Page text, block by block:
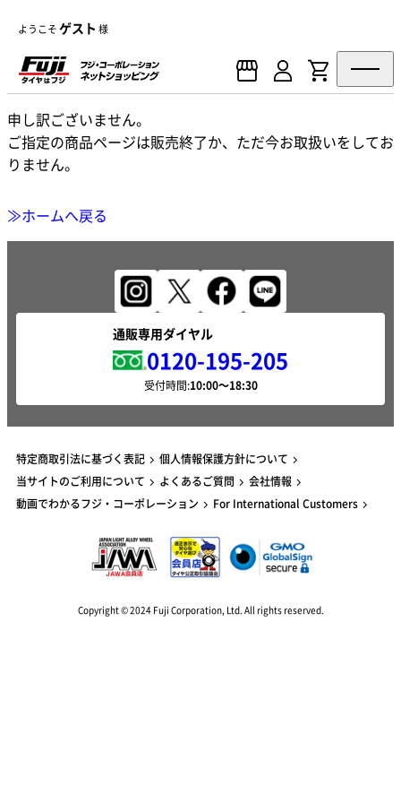
ようこそゲスト 様
申し訳ございません。
ご指定の商品ページは販売終了か、ただ今お取扱いをしてお
りません。
≫ホームへ戻る
通販専用ダイヤル
0120-195-205
受付時間:
特定商取引法に基づく表記
個人情報保護方針について
当サイトのご利用について
よくあるご質問
会社情報
動画でわかるフジ・コーポレーション
For International Customers
Copyright © 2024 Fuji Corporation, Ltd. All rights reserved.